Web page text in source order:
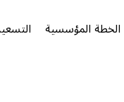
الخطة المؤسسية